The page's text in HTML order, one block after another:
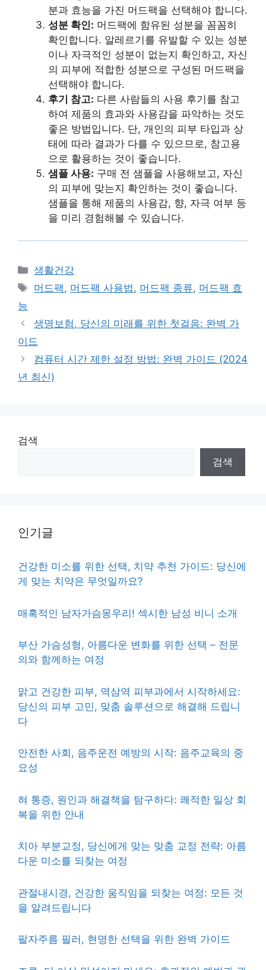
분과 효능을 가진 머드팩을 선택해야 합니다.
성분 확인: 머드팩에 함유된 성분을 꼼꼼히
확인합니다. 알레르기를 유발할 수 있는 성분
이나 자극적인 성분이 없는지 확인하고, 자신
의 피부에 적합한 성분으로 구성된 머드팩을
선택해야 합니다.
후기 참고: 다른 사람들의 사용 후기를 참고
하여 제품의 효과와 사용감을 파악하는 것도
좋은 방법입니다. 단, 개인의 피부 타입과 상
태에 따라 결과가 다를 수 있으므로, 참고용
으로 활용하는 것이 좋습니다.
샘플 사용: 구매 전 샘플을 사용해보고, 자신
의 피부에 맞는지 확인하는 것이 좋습니다.
샘플을 통해 제품의 사용감, 향, 자극 여부 등
을 미리 경험해볼 수 있습니다.
Categories
생활건강
Tags
머드팩, 머드팩 사용법, 머드팩 종류, 머드팩 효
능
생명보험, 당신의 미래를 위한 첫걸음: 완벽 가
이드
컴퓨터 시간 제한 설정 방법: 완벽 가이드 (2024
년 최신)
검색
검색
인기글
건강한 미소를 위한 선택, 치약 추천 가이드: 당신에
게 맞는 치약은 무엇일까요?
매혹적인 남자가슴몽우리! 섹시한 남성 비니 소개
부산 가슴성형, 아름다운 변화를 위한 선택 – 전문
의와 함께하는 여정
맑고 건강한 피부, 역삼역 피부과에서 시작하세요:
당신의 피부 고민, 맞춤 솔루션으로 해결해 드립니
다
안전한 사회, 음주운전 예방의 시작: 음주교육의 중
요성
혀 통증, 원인과 해결책을 탐구하다: 쾌적한 일상 회
복을 위한 안내
치아 부분교정, 당신에게 맞는 맞춤 교정 전략: 아름
다운 미소를 되찾는 여정
관절내시경, 건강한 움직임을 되찾는 여정: 모든 것
을 알려드립니다
팔자주름 필러, 현명한 선택을 위한 완벽 가이드